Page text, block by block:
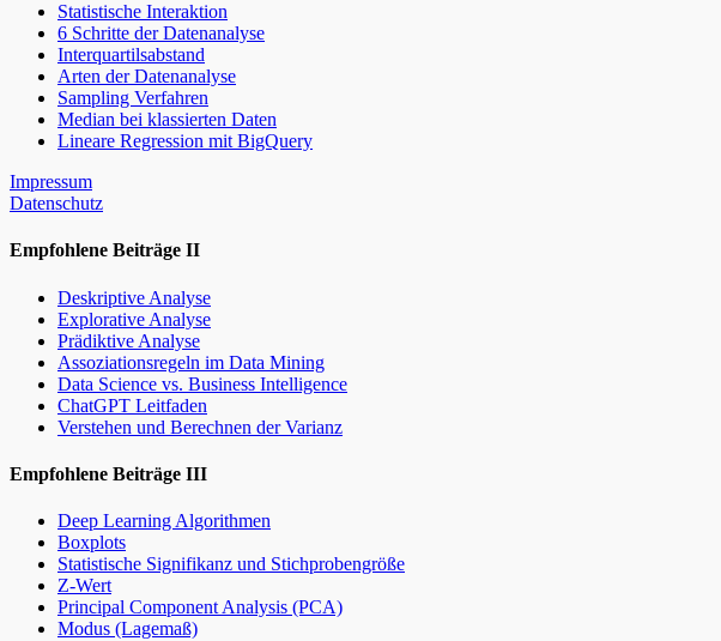
Statistische Interaktion
6 Schritte der Datenanalyse
Interquartilsabstand
Arten der Datenanalyse
Sampling Verfahren
Median bei klassierten Daten
Lineare Regression mit BigQuery
Impressum
Datenschutz
Empfohlene Beiträge II
Deskriptive Analyse
Explorative Analyse
Prädiktive Analyse
Assoziationsregeln im Data Mining
Data Science vs. Business Intelligence
ChatGPT Leitfaden
Verstehen und Berechnen der Varianz
Empfohlene Beiträge III
Deep Learning Algorithmen
Boxplots
Statistische Signifikanz und Stichprobengröße
Z-Wert
Principal Component Analysis (PCA)
Modus (Lagemaß)